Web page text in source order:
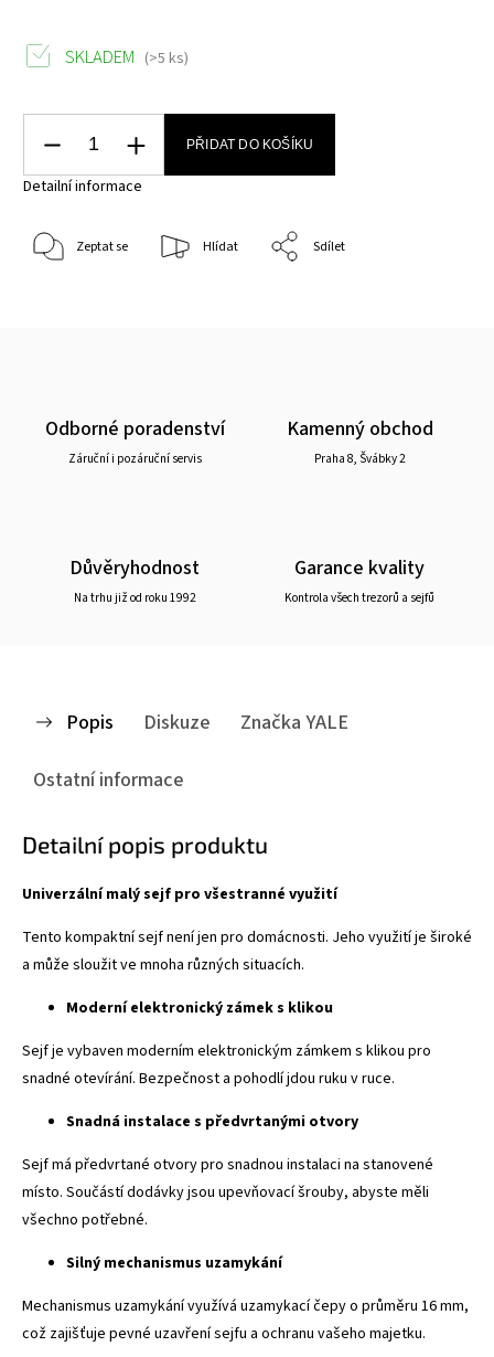
SKLADEM (>5 ks)
PŘIDAT DO KOŠÍKU
Detailní informace
Zeptat se Hlídat Sdílet
Odborné poradenství
Záruční i pozáruční servis
Kamenný obchod
Praha 8, Švábky 2
Důvěryhodnost
Na trhu již od roku 1992
Garance kvality
Kontrola všech trezorů a sejfů
Popis Diskuze ZnačkaYALE
Ostatní informace
Detailní popis produktu
Univerzální malý sejf pro všestranné využití
Tento kompaktní sejf není jen pro domácnosti. Jeho využití je široké
a může sloužit ve mnoha různých situacích.
Moderní elektronický zámek s klikou
Sejf je vybaven moderním elektronickým zámkem s klikou pro
snadné otevírání. Bezpečnost a pohodlí jdou ruku v ruce.
Snadná instalace s předvrtanými otvory
Sejf má předvrtané otvory pro snadnou instalaci na stanovené
místo. Součástí dodávky jsou upevňovací šrouby, abyste měli
všechno potřebné.
Silný mechanismus uzamykání
Mechanismus uzamykání využívá uzamykací čepy o průměru 16 mm,
což zajišťuje pevné uzavření sejfu a ochranu vašeho majetku.